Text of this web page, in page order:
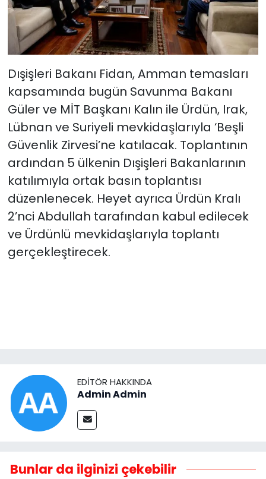
Dışişleri Bakanı Fidan, Amman temasları
kapsamında bugün Savunma Bakanı
Güler ve MİT Başkanı Kalın ile Ürdün, Irak,
Lübnan ve Suriyeli mevkidaşlarıyla ‘Beşli
Güvenlik Zirvesi’ne katılacak. Toplantının
ardından 5 ülkenin Dışişleri Bakanlarının
katılımıyla ortak basın toplantısı
düzenlenecek. Heyet ayrıca Ürdün Kralı
2’nci Abdullah tarafından kabul edilecek
ve Ürdünlü mevkidaşlarıyla toplantı
gerçekleştirecek.
EDITÖR HAKKINDA
Admin Admin
Bunlar da ilginizi çekebilir